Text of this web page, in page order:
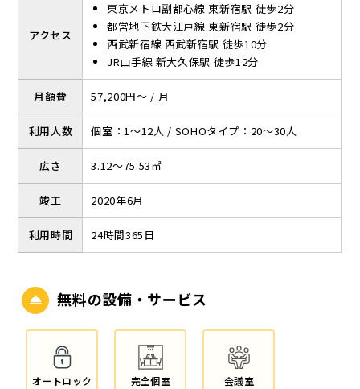
アクセス
東京メトロ副都心線 東新宿駅 徒歩2分
都営地下鉄大江戸線 東新宿駅 徒歩2分
西武新宿線 西武新宿駅 徒歩10分
JR山手線 新大久保駅 徒歩12分
月額費 57,200円～ / 月
利用人数 個室：1～12人 / SOHOタイプ：20～30人
広さ 3.12～75.53㎡
竣工 2020年6月
利用時間 24時間365日
無料の設備・サービス
オートロック 完全個室 会議室